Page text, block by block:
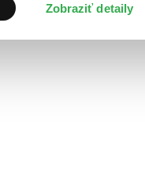
Zobraziť detaily